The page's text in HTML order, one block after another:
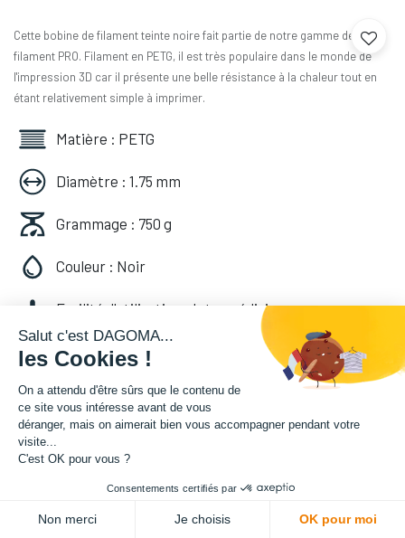
Cette bobine de filament teinte noire fait partie de notre gamme de
filament PRO. Filament en PETG, il est très populaire dans le monde de
l'impression 3D car il présente une belle résistance à la chaleur tout en
étant relativement simple à imprimer.
Matière : PETG
Diamètre : 1.75 mm
Grammage : 750 g
Couleur : Noir
Facilité d'utilisation : Intermédiaire
Salut c'est DAGOMA...
les Cookies !
On a attendu d'être sûrs que le contenu de
ce site vous intéresse avant de vous
déranger, mais on aimerait bien vous accompagner pendant votre
visite...
C'est OK pour vous ?
Consentements certifiés par
Non merci Je choisis OK pour moi